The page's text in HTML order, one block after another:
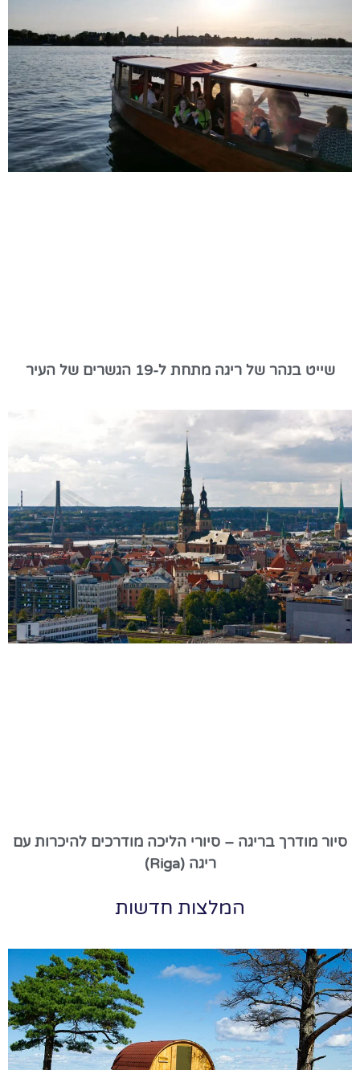
שייט בנהר של ריגה מתחת ל-19 הגשרים של העיר
סיור מודרך בריגה – סיורי הליכה מודרכים להיכרות עם
ריגה (Riga)
המלצות חדשות